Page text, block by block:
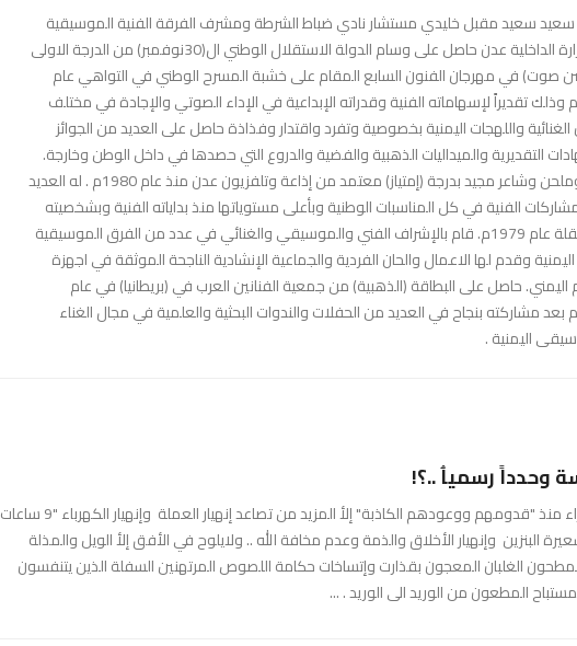
سعيد مقبل خليدي مستشار نادي ضباط الشرطة ومشرف الفرقة الفنية الموسيقية
في وزارة الداخلية عدن حاصل على وسام الدولة الاستقلال الوطني ال(30نوفمبر) من الدرجة الاولى
صوت) في مهرجان الفنون السابع المقام على خشبة المسرح الوطني في التواهي عام
1987م وذلك تقديراً لإسهاماته الفنية وقدراته الإبداعية في الإداء الصوتي والإجادة في مختلف
الغنائية واللهجات اليمنية بخصوصية وتفرد واقتدار وفذاذة حاصل على العديد من الجوائز
التقديرية والميداليات الذهبية والفضية والدروع التي حصدها في داخل الوطن وخارجة.
فنان وملحن وشاعر مجيد بدرجة (إمتياز) معتمد من إذاعة وتلفزيون عدن منذ عام 1980م . له العديد
الفنية في كل المناسبات الوطنية وبأعلى مستوياتها منذ بداياته الفنية وبشخصيته
المستقلة عام 1979م. قام بالإشراف الفني والموسيقي والغنائي في عدد من الفرق الموسيقية
اليمنية وقدم لها الاعمال والحان الفردية والجماعية الإنشادية الناجحة الموثقة في اجهزة
اليمني. حاصل على البطاقة (الذهبية) من جمعية الفنانين العرب في (بريطانيا) في عام
2003م بعد مشاركته بنجاح في العديد من الحفلات والندوات البحثية والعلمية في مجال الغناء
اليمنية .
وحدداً رسمياُ ..؟!
ماذا قدم رشاد العليمي ومجلس الوزراء منذ "قدومهم ووعودهم الكاذبة" إلأ المزيد من تصاعد إنهيار العملة وإنهيار الكهرباء "9 ساعات
البنزين وإنهيار الأخلاق والذمة وعدم مخافة الله .. ولايلوح في الأفق إلأ الويل والمذلة
الغلبان المعجون بقذارت وإتساخات حكامة اللصوص المرتهنين السفلة الذين يتنفسون
المطعون من الوريد الى الوريد . ...